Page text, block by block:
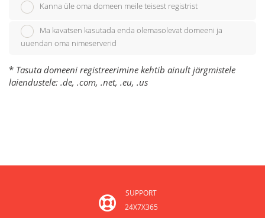
Kanna üle oma domeen meile teisest registrist
Ma kavatsen kasutada enda olemasolevat domeeni ja
uuendan oma nimeserverid
* Tasuta domeeni registreerimine kehtib ainult järgmistele
laiendustele: .de, .com, .net, .eu, .us
SUPPORT
24X7X365